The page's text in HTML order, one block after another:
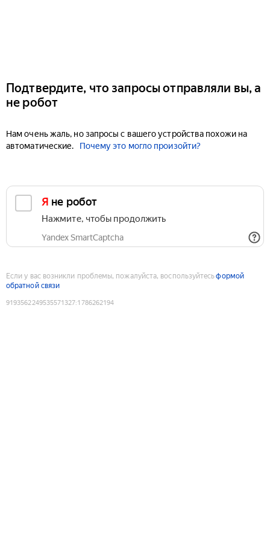
Подтвердите, что запросы отправляли вы, а
не робот
Нам очень жаль, но запросы с вашего устройства похожи на
автоматические.
Почему это могло произойти?
Я не робот
Нажмите, чтобы продолжить
Yandex SmartCaptcha
Если у вас возникли проблемы, пожалуйста, воспользуйтесьформой
обратной связи
9193562249535571327:1786262194